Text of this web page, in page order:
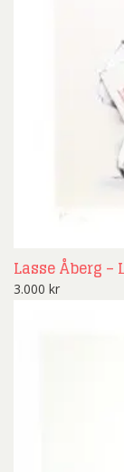
Lasse Åberg
3.000 kr